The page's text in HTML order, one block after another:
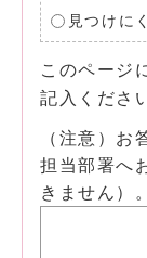
見つけに
このページ
記入くださ
（注意）お
担当部署へ
きません）。